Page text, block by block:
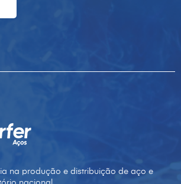
na produção e distribuição de aço e